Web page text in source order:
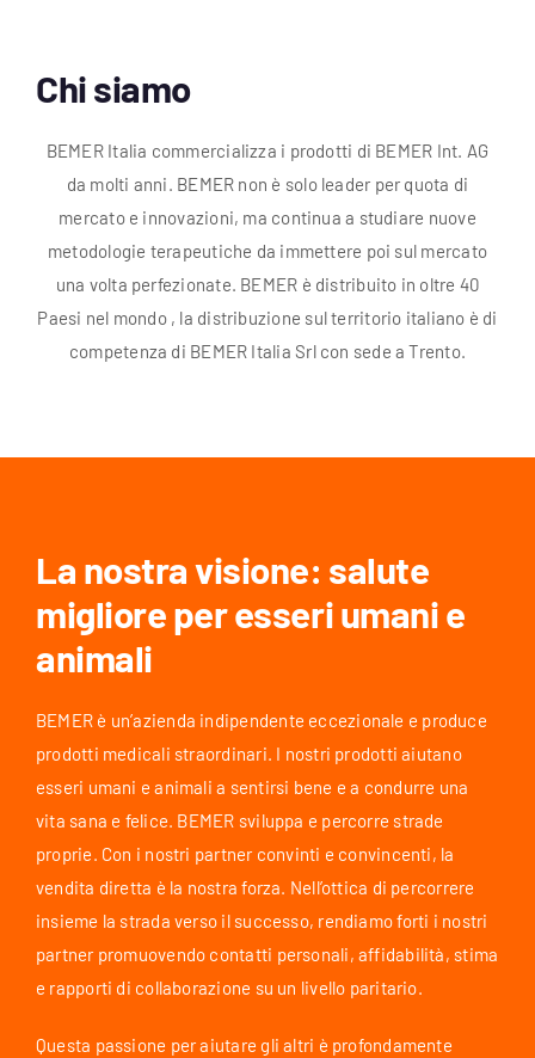
Chi siamo
BEMER Italia commercializza i prodotti di BEMER Int. AG
da molti anni. BEMER non è solo leader per quota di
mercato e innovazioni, ma continua a studiare nuove
metodologie terapeutiche da immettere poi sul mercato
una volta perfezionate. BEMER è distribuito in oltre 40
Paesi nel mondo , la distribuzione sul territorio italiano è di
competenza di BEMER Italia Srl con sede a Trento.
La nostra visione: salute
migliore per esseri umani e
animali
BEMER è un’azienda indipendente eccezionale e produce
prodotti medicali straordinari. I nostri prodotti aiutano
esseri umani e animali a sentirsi bene e a condurre una
vita sana e felice. BEMER sviluppa e percorre strade
proprie. Con i nostri partner convinti e convincenti, la
vendita diretta è la nostra forza. Nell’ottica di percorrere
insieme la strada verso il successo, rendiamo forti i nostri
partner promuovendo contatti personali, affidabilità, stima
e rapporti di collaborazione su un livello paritario.
Questa passione per aiutare gli altri è profondamente